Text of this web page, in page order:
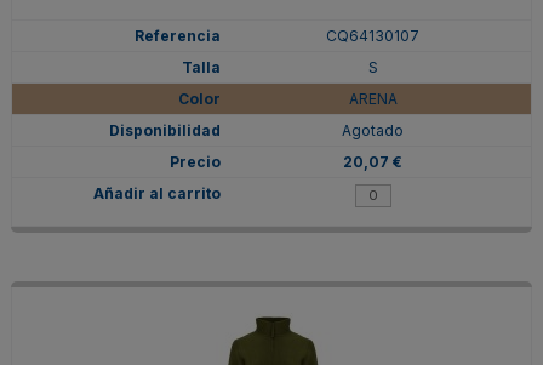
CQ64130107
S
ARENA
Agotado
20,07 €